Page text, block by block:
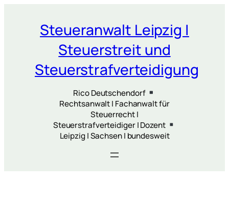
springenSteueranwalt Leipzig |
Steuerstreit und
Steuerstrafverteidigung
Rico Deutschendorf
Rechtsanwalt | Fachanwalt für
Steuerrecht |
Steuerstrafverteidiger | Dozent
Leipzig | Sachsen | bundesweit